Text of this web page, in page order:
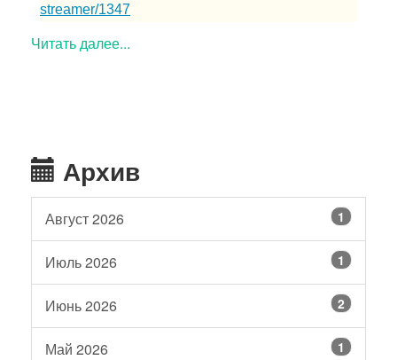
streamer/1347
Читать далее...
Архив
Август 2026 1
Июль 2026 1
Июнь 2026 2
Май 2026 1